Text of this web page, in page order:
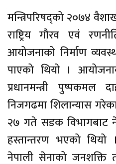
मन्त्रिपरिषद्को २०७४
राष्ट्रिय गौरव एवं
आयोजनाको निर्माण
पाएको थियो ।
प्रधानमन्त्री पुष्पकमल
निजगढमा शिलान्यास
२७ गते सडक विभागबाट
हस्तान्तरण भएको थियो
नेपाली सेनाको जनशक्ति